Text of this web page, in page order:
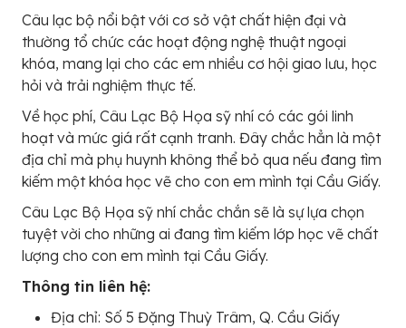
Câu lạc bộ nổi bật với cơ sở vật chất hiện đại và
thường tổ chức các hoạt động nghệ thuật ngoại
khóa, mang lại cho các em nhiều cơ hội giao lưu, học
hỏi và trải nghiệm thực tế.
Về học phí, Câu Lạc Bộ Họa sỹ nhí có các gói linh
hoạt và mức giá rất cạnh tranh. Đây chắc hẳn là một
địa chỉ mà phụ huynh không thể bỏ qua nếu đang tìm
kiếm một khóa học vẽ cho con em mình tại Cầu Giấy.
Câu Lạc Bộ Họa sỹ nhí chắc chắn sẽ là sự lựa chọn
tuyệt vời cho những ai đang tìm kiếm lớp học vẽ chất
lượng cho con em mình tại Cầu Giấy.
Thông tin liên hệ:
Địa chỉ: Số 5 Đặng Thuỳ Trâm, Q. Cầu Giấy